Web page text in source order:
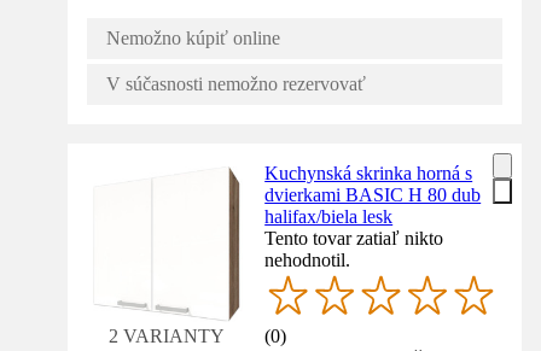
Nemožno kúpiť online
V súčasnosti nemožno rezervovať
2 VARIANTY
Kuchynská skrinka horná s
dvierkami BASIC H 80 dub
halifax/biela lesk
Tento tovar zatiaľ nikto
nehodnotil.
(0)